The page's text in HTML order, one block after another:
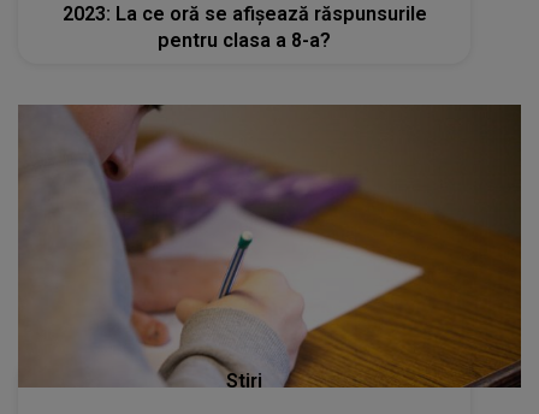
2023: La ce oră se afișează răspunsurile
pentru clasa a 8-a?
Stiri